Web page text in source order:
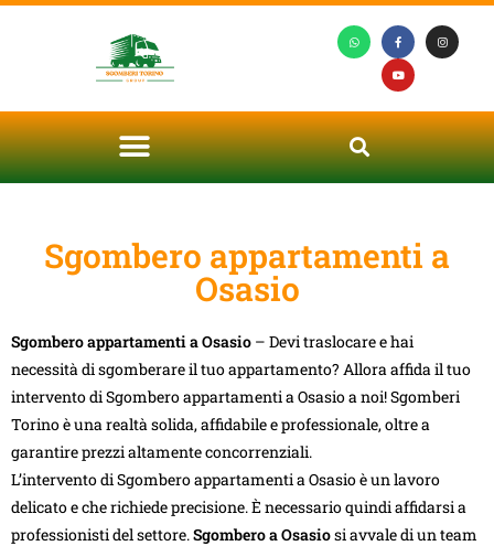
Sgombero appartamenti a
Osasio
Sgombero appartamenti a Osasio – Devi traslocare e hai
necessità di sgomberare il tuo appartamento? Allora affida il tuo
intervento di Sgombero appartamenti a Osasio a noi! Sgomberi
Torino è una realtà solida, affidabile e professionale, oltre a
garantire prezzi altamente concorrenziali.
L’intervento di Sgombero appartamenti a Osasio è un lavoro
delicato e che richiede precisione. È necessario quindi affidarsi a
professionisti del settore.Sgombero a Osasiosi avvale di un team